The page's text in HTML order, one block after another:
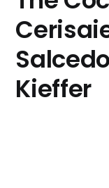
Kieffer